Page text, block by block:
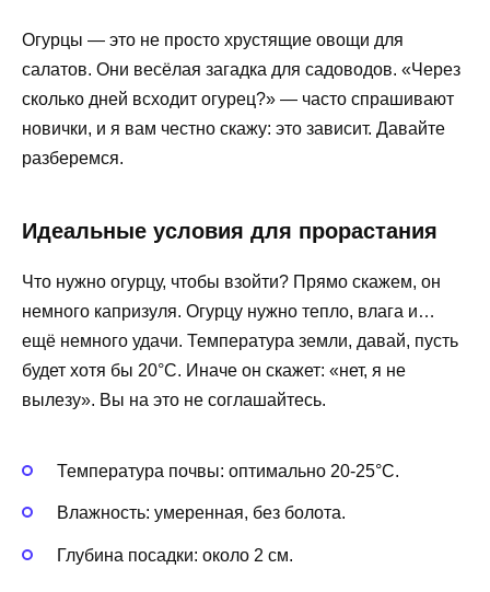
Огурцы — это не просто хрустящие овощи для
салатов. Они весёлая загадка для садоводов. «Через
сколько дней всходит огурец?» — часто спрашивают
новички, и я вам честно скажу: это зависит. Давайте
разберемся.
Идеальные условия для прорастания
Что нужно огурцу, чтобы взойти? Прямо скажем, он
немного капризуля. Огурцу нужно тепло, влага и…
ещё немного удачи. Температура земли, давай, пусть
будет хотя бы 20°C. Иначе он скажет: «нет, я не
вылезу». Вы на это не соглашайтесь.
Температура почвы: оптимально 20-25°C.
Влажность: умеренная, без болота.
Глубина посадки: около 2 см.